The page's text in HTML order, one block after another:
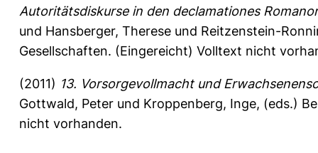
Autoritätsdiskurse in den declamationes
und Hansberger, Therese und Reitzenstein-
Gesellschaften. (Eingereicht) Volltext nicht
(2011) 13. Vorsorgevollmacht und
Gottwald, Peter und Kroppenberg, Inge, (eds.)
nicht vorhanden.